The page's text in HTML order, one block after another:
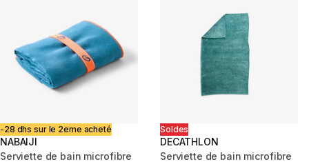
-28 dhs sur le 2eme acheté
NABAIJI
Serviette de bain microfibre
Soldes
DECATHLON
Serviette de bain microfibre